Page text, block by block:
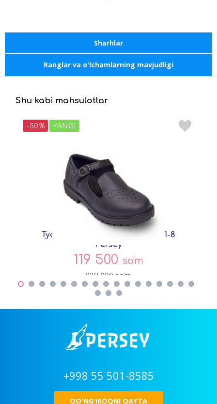
Sharhlar
Ranglar va o'lchamlarning mavjudligi
Shu kabi mahsulotlar
-50% YANGI
Туфли Черный Экокожа DF7271-8
Persey
119 500 so'm
239 000 so'm
+998 55 501-8585
QO'NG'IROQNI QAYTA